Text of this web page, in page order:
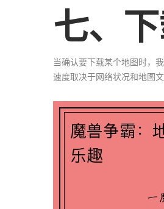
七、
当确认要下载某个地图时，
速度取决于网络状况和地图文